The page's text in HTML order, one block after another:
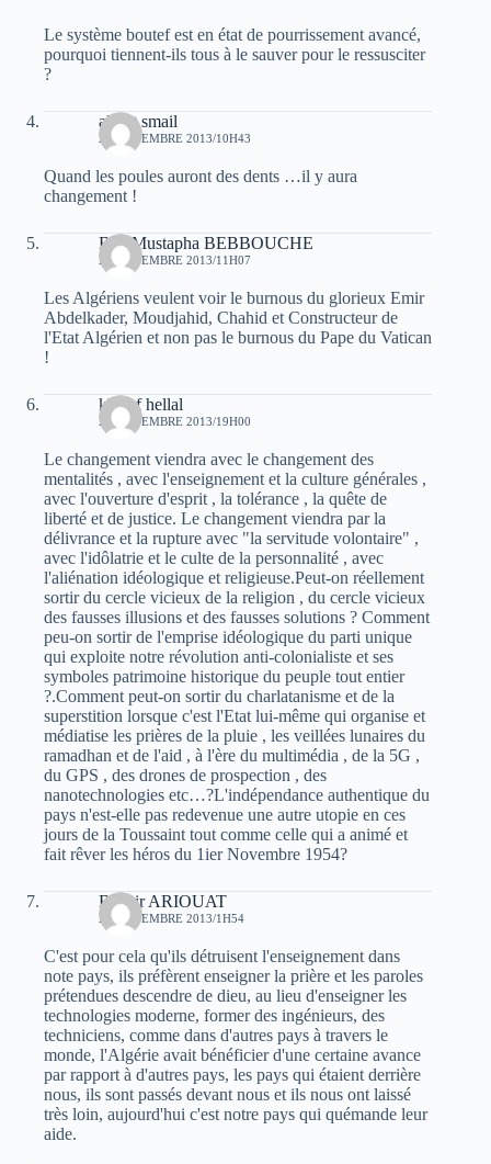
Le système boutef est en état de pourrissement avancé,
pourquoi tiennent-ils tous à le sauver pour le ressusciter
?
albert smail
23 NOVEMBRE 2013/10H43
Quand les poules auront des dents …il y aura
changement !
Bey Mustapha BEBBOUCHE
23 NOVEMBRE 2013/11H07
Les Algériens veulent voir le burnous du glorieux Emir
Abdelkader, Moudjahid, Chahid et Constructeur de
l'Etat Algérien et non pas le burnous du Pape du Vatican
!
khelaf hellal
23 NOVEMBRE 2013/19H00
Le changement viendra avec le changement des
mentalités , avec l'enseignement et la culture générales ,
avec l'ouverture d'esprit , la tolérance , la quête de
liberté et de justice. Le changement viendra par la
délivrance et la rupture avec "la servitude volontaire" ,
avec l'idôlatrie et le culte de la personnalité , avec
l'aliénation idéologique et religieuse.Peut-on réellement
sortir du cercle vicieux de la religion , du cercle vicieux
des fausses illusions et des fausses solutions ? Comment
peu-on sortir de l'emprise idéologique du parti unique
qui exploite notre révolution anti-colonialiste et ses
symboles patrimoine historique du peuple tout entier
?.Comment peut-on sortir du charlatanisme et de la
superstition lorsque c'est l'Etat lui-même qui organise et
médiatise les prières de la pluie , les veillées lunaires du
ramadhan et de l'aid , à l'ère du multimédia , de la 5G ,
du GPS , des drones de prospection , des
nanotechnologies etc…?L'indépendance authentique du
pays n'est-elle pas redevenue une autre utopie en ces
jours de la Toussaint tout comme celle qui a animé et
fait rêver les héros du 1ier Novembre 1954?
Bachir ARIOUAT
24 NOVEMBRE 2013/1H54
C'est pour cela qu'ils détruisent l'enseignement dans
note pays, ils préfèrent enseigner la prière et les paroles
prétendues descendre de dieu, au lieu d'enseigner les
technologies moderne, former des ingénieurs, des
techniciens, comme dans d'autres pays à travers le
monde, l'Algérie avait bénéficier d'une certaine avance
par rapport à d'autres pays, les pays qui étaient derrière
nous, ils sont passés devant nous et ils nous ont laissé
très loin, aujourd'hui c'est notre pays qui quémande leur
aide.